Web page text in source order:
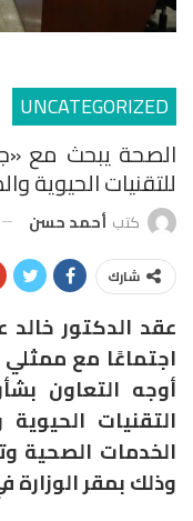
UNCATEGORIZED
الصحة يبحث مع
للتقنيات الحيوية
كتب أحمد حسن
شارك
عقد الدكتور خالد
اجتماعًا مع
أوجه التعاون
التقنيات
الخدمات الصحية
وذلك بمقر الوزارة